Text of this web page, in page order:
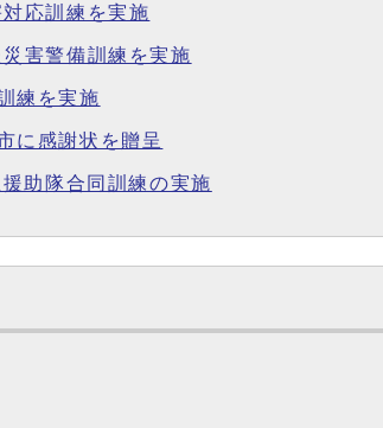
応訓練を実施
害警備訓練を実施
練を実施
に感謝状を贈呈
助隊合同訓練の実施